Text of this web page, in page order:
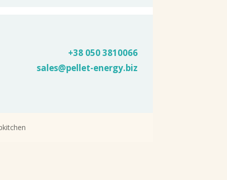
+38 0503810066
sales@pellet-energy.biz